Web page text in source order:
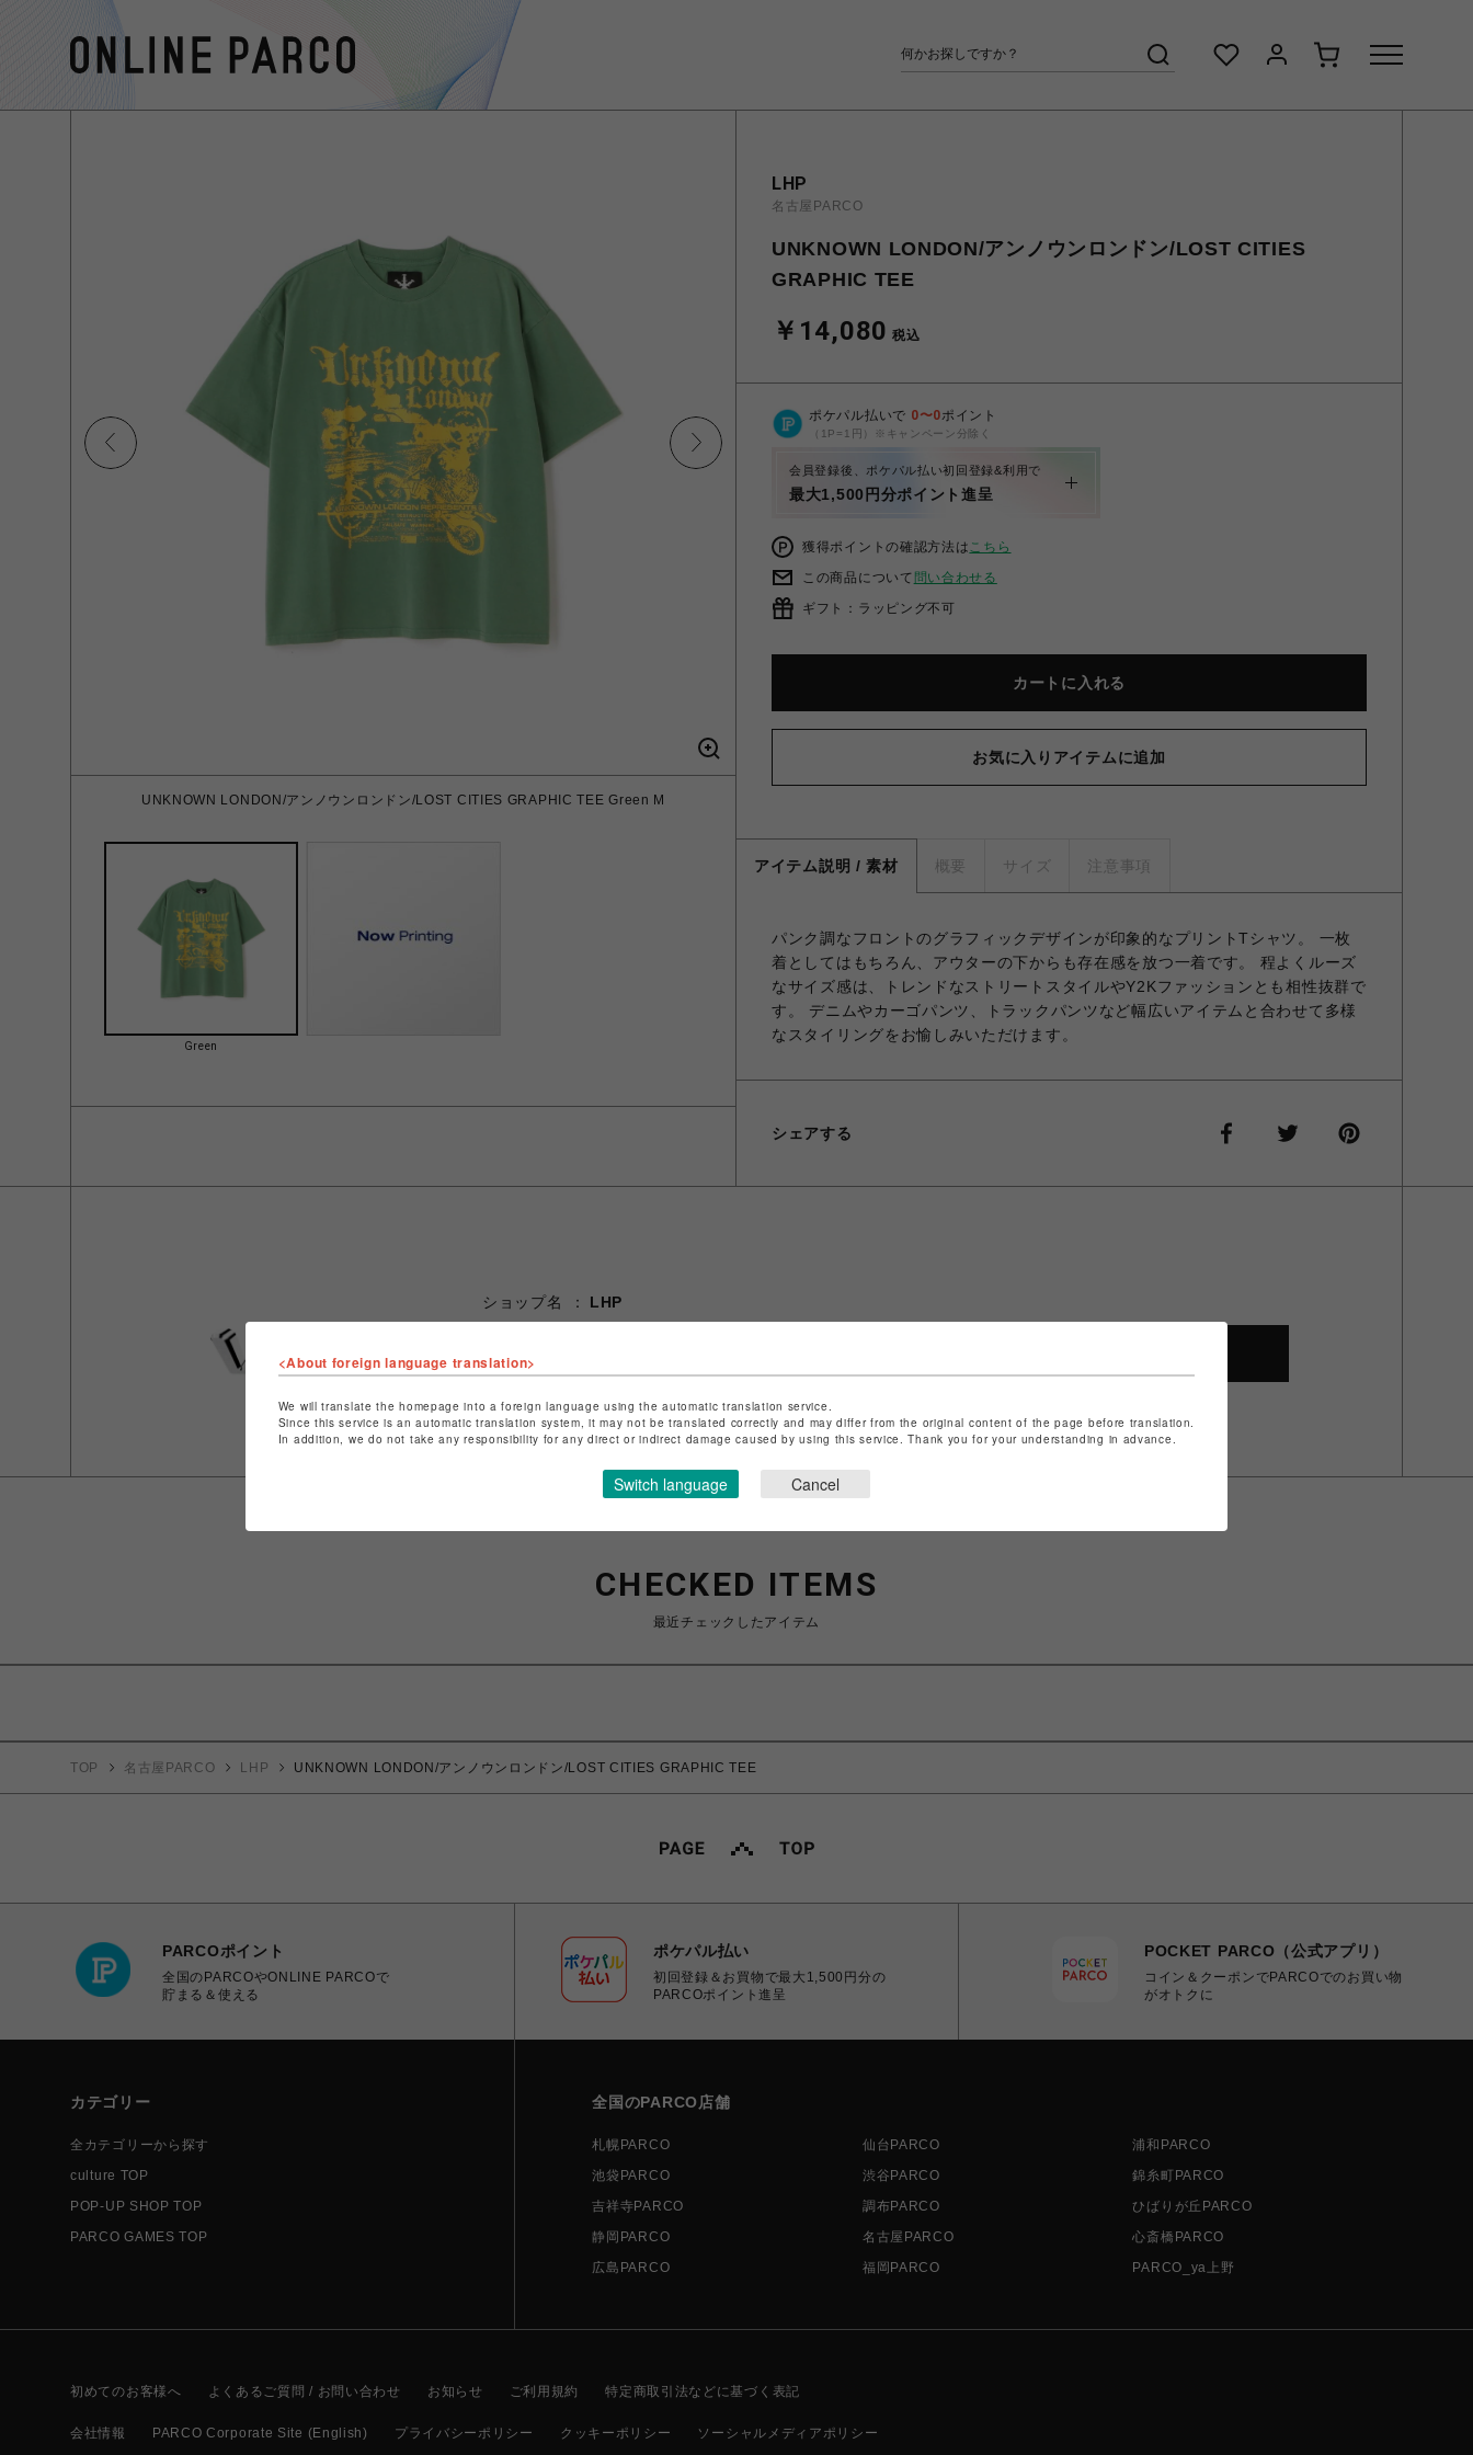
UNKNOWN LONDON/アンノウンロンドン/LOST CITIES GRAPHIC TEE Green M
Green
LHP
名古屋PARCO
UNKNOWN LONDON/アンノウンロンドン/LOST CITIES
GRAPHIC TEE
￥14,080 税込
ポケパル払いで 0〜0ポイント
（1P=1円）※キャンペーン分除く
会員登録後、ポケパル払い初回登録&利用で
最大1,500円分ポイント進呈
獲得ポイントの確認方法はこちら
この商品について 問い合わせる
ギフト：ラッピング不可
カートに入れる
お気に入りアイテムに追加
アイテム説明 / 素材 概要 サイズ 注意事項
パンク調なフロントのグラフィックデザインが印象的なプリントTシャツ。 一枚
着としてはもちろん、アウターの下からも存在感を放つ一着です。 程よくルーズ
なサイズ感は、トレンドなストリートスタイルやY2Kファッションとも相性抜群で
す。 デニムやカーゴパンツ、トラックパンツなど幅広いアイテムと合わせて多様
なスタイリングをお愉しみいただけます。
シェアする
ショップ名
LHP
特定商取引法など法令に基づく表記はこちら
ショップお問い合わせは こちら
CHECKED ITEMS
最近チェックしたアイテム
TOP 名古屋PARCO LHP UNKNOWN LONDON/アンノウンロンドン/LOST CITIES GRAPHIC TEE
PARCOポイント
全国のPARCOやONLINE PARCOで
貯まる＆使える
ポケパル払い
初回登録＆お買物で最大1,500円分の
PARCOポイント進呈
POCKET PARCO（公式アプリ）
コイン＆クーポンでPARCOでのお買い物
がオトクに
カテゴリー
全カテゴリーから探す
culture TOP
POP-UP SHOP TOP
PARCO GAMES TOP
全国のPARCO店舗
札幌PARCO 仙台PARCO
浦和PARCO
池袋PARCO
渋谷PARCO
錦糸町PARCO
吉祥寺PARCO
調布PARCO
ひばりが丘PARCO
静岡PARCO
名古屋PARCO
心斎橋PARCO
広島PARCO
福岡PARCO PARCO_ya上野
初めてのお客様へ よくあるご質問 / お問い合わせ お知らせ ご利用規約 特定商取引法などに基づく表記
会社情報 PARCO Corporate Site (English) プライバシーポリシー クッキーポリシー ソーシャルメディアポリシー
<About foreign language translation>
We will translate the homepage into a foreign language using the automatic translation service.
Since this service is an automatic translation system, it may not be translated correctly and may differ from the original content of the page before translation.
In addition, we do not take any responsibility for any direct or indirect damage caused by using this service. Thank you for your understanding in advance.
Switch language Cancel